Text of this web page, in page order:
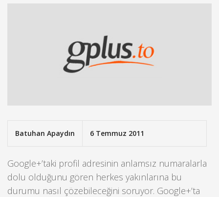
Batuhan Apaydın 6 Temmuz 2011
Google+’taki profil adresinin anlamsız numaralarla
dolu olduğunu gören herkes yakınlarına bu
durumu nasıl çözebileceğini soruyor. Google+’ta